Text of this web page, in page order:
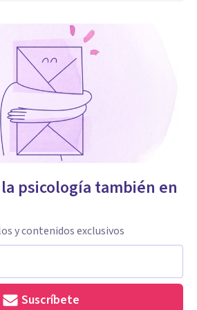
psicología también en
y contenidos exclusivos
Suscríbete